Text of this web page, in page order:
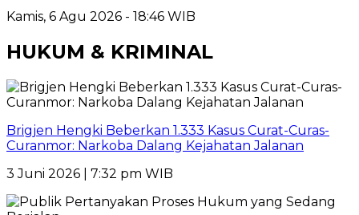
Kamis, 6 Agu 2026 - 18:46 WIB
HUKUM & KRIMINAL
Brigjen Hengki Beberkan 1.333 Kasus Curat-Curas-
Curanmor: Narkoba Dalang Kejahatan Jalanan
3 Juni 2026 | 7:32 pm WIB